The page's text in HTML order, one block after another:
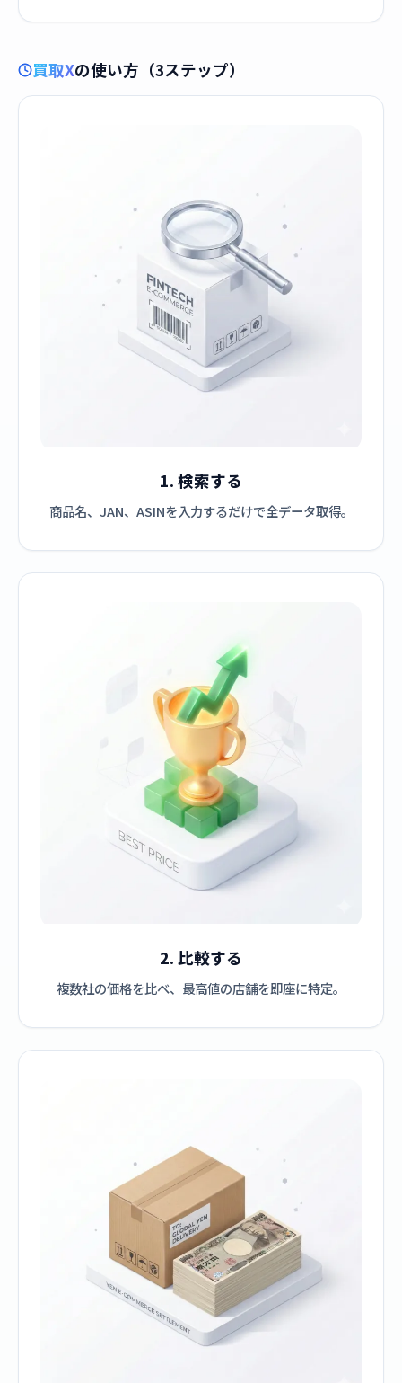
買取Xの使い方（3ステップ）
1. 検索する
商品名、JAN、ASINを入力するだけで全データ取得。
2. 比較する
複数社の価格を比べ、最高値の店舗を即座に特定。